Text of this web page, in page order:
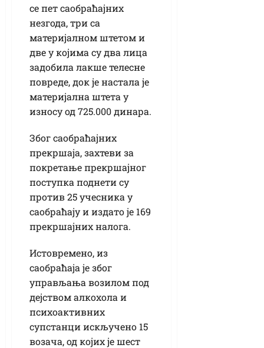
се пет саобраћајних
незгода, три са
материјалном штетом и
две у којима су два лица
задобила лакше телесне
повреде, док је настала је
материјална штета у
износу од 725.000 динара.
Због саобраћајних
прекршаја, захтеви за
покретање прекршајног
поступка поднети су
против 25 учесника у
саобраћају и издато је 169
прекршајних налога.
Истовремено, из
саобраћаја је због
управљања возилом под
дејством алкохола и
психоактивних
супстанци искључено 15
возача, од којих је шест